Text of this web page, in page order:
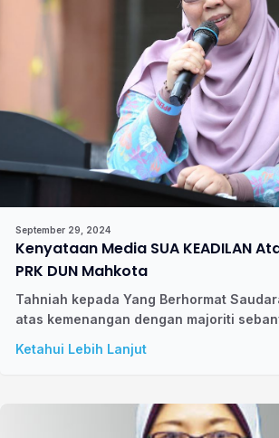
September 29, 2024
Kenyataan Media SUA KEADILAN
PRK DUN Mahkota
Tahniah kepada Yang Berhormat
atas kemenangan dengan majoriti
Ketahui Lebih Lanjut